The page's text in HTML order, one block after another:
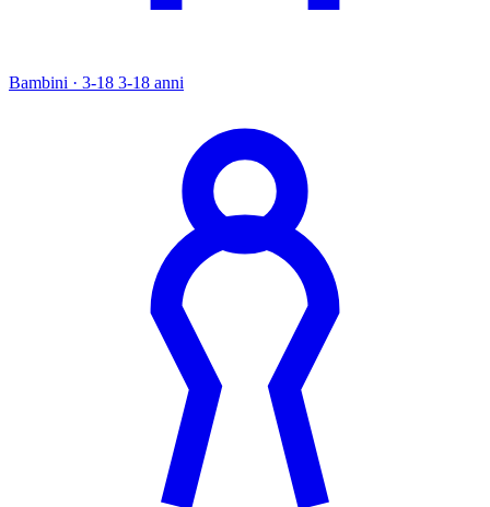
Bambini · 3-18 3-18 anni